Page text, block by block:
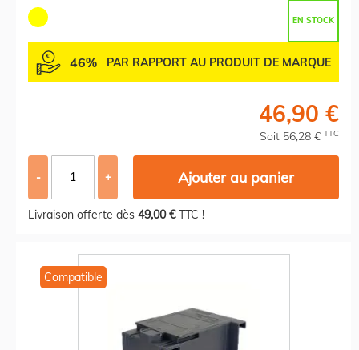
EN STOCK
46% PAR RAPPORT AU PRODUIT DE MARQUE
46,90 €
Soit 56,28 € TTC
- + Ajouter au panier
Livraison offerte dès 49,00 €TTC !
Compatible